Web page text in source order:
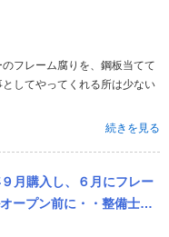
やれば、いけるんじゃな
してやってくれる所は少ない
続きを見る
月購入し、６月にフレー
ープン前に・・整備士さ
いました・・。 ラダーフ